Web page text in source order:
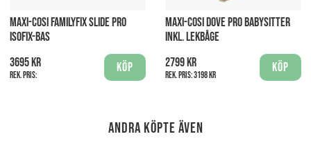
MAXI-COSI FAMILYFIX SLIDE PRO
ISOFIX-BAS
3695 kr
Rek. pris:
Köp
MAXI-COSI DOVE PRO BABYSITTER
INKL. LEKBÅGE
2799 kr
Rek. pris:3198 kr
Köp
Andra köpte även